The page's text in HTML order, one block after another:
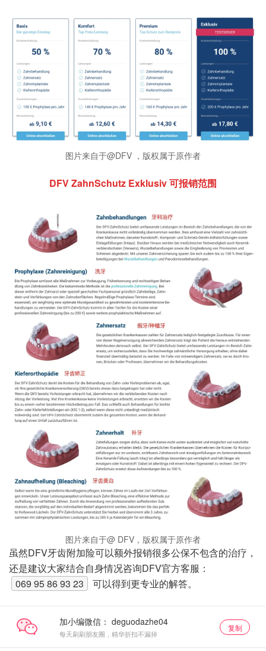
图片来自于@DFV ，版权属于原作者
DFV ZahnSchutz Exklusiv 可报销范围
图片来自于@ DFV，版权属于原作者
虽然DFV牙齿附加险可以额外报销很多公保不包含的治疗，
还是建议大家结合自身情况咨询DFV官方客服：
069 95 86 93 23
可以得到更专业的解答。
加小编微信：
每天刷刷朋友圈，精华折扣不漏掉
复制